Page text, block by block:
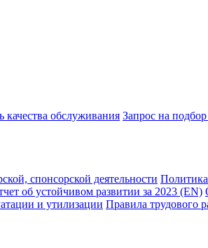
качества обслуживания Запрос на
спонсорской деятельности
об устойчивом развитии за 2023 (EN)
и утилизации Правила трудового